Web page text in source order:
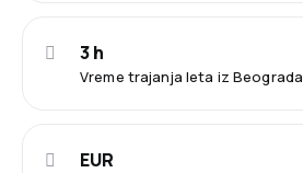
Vreme trajanja leta iz Beograda
3 h
EUR